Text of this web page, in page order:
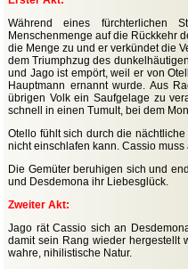
Während eines fürchterlichen
Menschenmenge auf die Rückkehr
die Menge zu und er verkündet die
dem Triumphzug des
und Jago ist empört, weil er von
Hauptmann ernannt wurde. Aus
übrigen Volk ein Saufgelage zu
schnell in einen Tumult, bei dem
Otello fühlt sich durch die
nicht einschlafen kann. Cassio
Die Gemüter beruhigen sich und
und Desdemona ihr Liebesglück.
Zweiter Akt:
Jago rät Cassio sich an
damit sein Rang wieder hergestellt
wahre, nihilistische Natur.